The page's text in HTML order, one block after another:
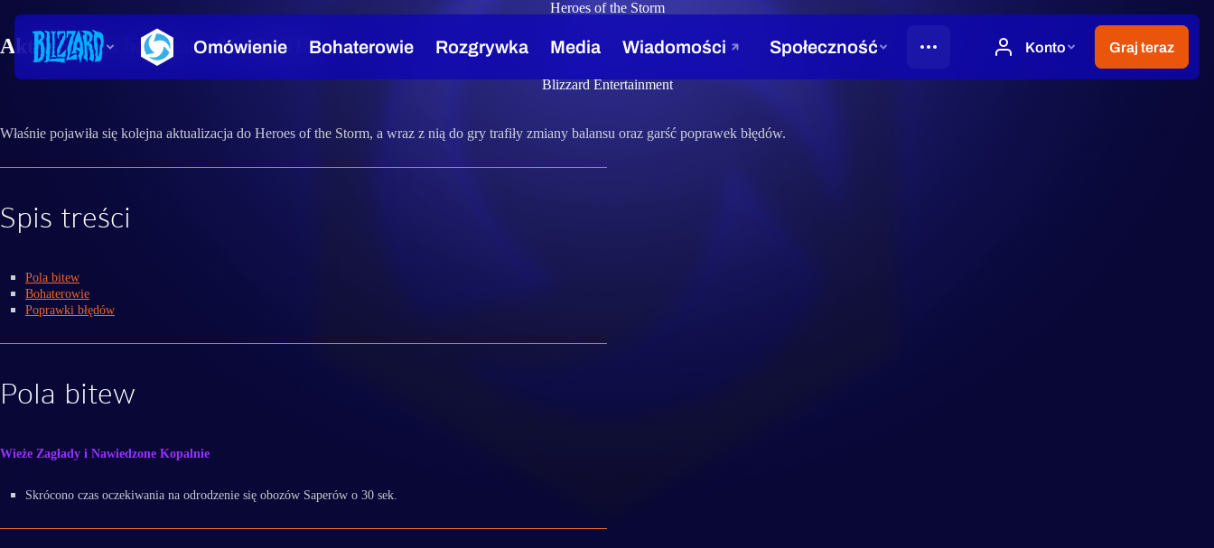
Heroes of the Storm
Aktualizacja balansu – 21.03.2018
Blizzard Entertainment
Właśnie pojawiła się kolejna aktualizacja do Heroes of the Storm, a wraz z nią do gry trafiły zmiany balansu oraz garść poprawek błędów.
Spis treści
Pola bitew
Bohaterowie
Poprawki błędów
Pola bitew
Wieże Zagłady i Nawiedzone Kopalnie
Skrócono czas oczekiwania na odrodzenie się obozów Saperów o 30 sek.